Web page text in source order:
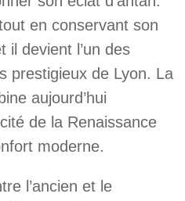
en conservant son
il devient l’un des
prestigieux de Lyon. La
aujourd’hui
de la Renaissance
moderne.
l’ancien et le